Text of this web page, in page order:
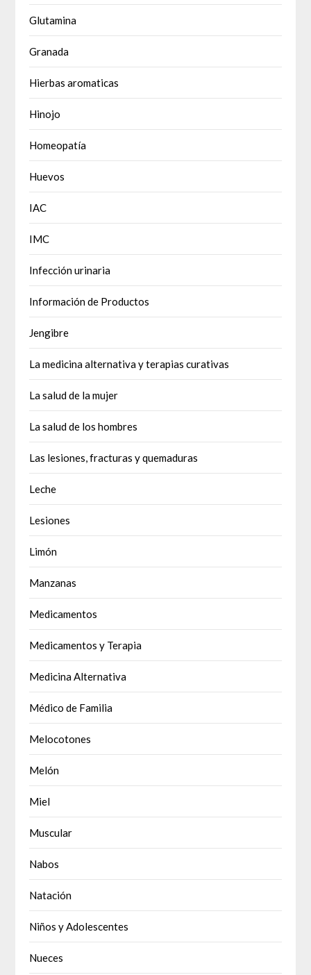
Glutamina
Granada
Hierbas aromaticas
Hinojo
Homeopatía
Huevos
IAC
IMC
Infección urinaria
Información de Productos
Jengibre
La medicina alternativa y terapias curativas
La salud de la mujer
La salud de los hombres
Las lesiones, fracturas y quemaduras
Leche
Lesiones
Limón
Manzanas
Medicamentos
Medicamentos y Terapia
Medicina Alternativa
Médico de Familia
Melocotones
Melón
Miel
Muscular
Nabos
Natación
Niños y Adolescentes
Nueces